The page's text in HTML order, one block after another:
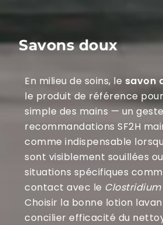
Savons doux
En milieu de soins, le savon
le produit de référence
simple des mains — un
recommandations SF2H
comme indispensable
sont visiblement souillées
situations spécifiques
contact avec le
Choisir la bonne lotion
concilier efficacité du